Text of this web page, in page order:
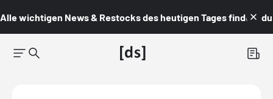
Alle wichtigen News & Restocks des heutigen Tages findest du